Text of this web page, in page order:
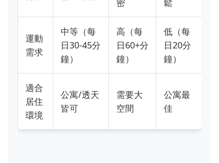
運動
需求
中等（每
日30-45分
鐘）
高（每
日60+分
鐘）
低（每
日20分
鐘）
適合
居住
環境
公寓/透天
皆可
需要大
空間
公寓最
佳